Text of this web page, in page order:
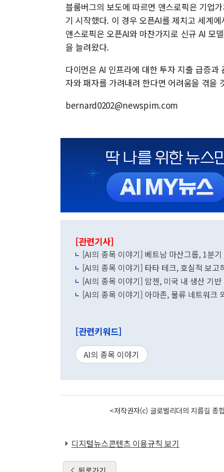
블룸버그의 보도에 따르면 앤스로픽은 기업
기 시작했다. 이 경우 오픈AI를 제치고 세계
앤스로픽은 오픈AI와 마찬가지로 신규 AI 모
을 늘려왔다.
다이먼은 AI 인프라에 대한 투자 지출 급증
자와 패자를 가려내려 한다면 어려움을 겪을
bernard0202@newspim.com
[관련기사]
[AI의 종목 이야기] 베트남 마산그룹, 1분
[AI의 종목 이야기] 타타 테크, 호실적 보
[AI의 종목 이야기] 암젠, 미국 내 생산 기
[AI의 종목 이야기] 아마존, 물류 네트워크
[관련키워드]
AI의 종목 이야기
<저작권자(c) 글로벌리더의 지름길
디지털뉴스콘텐츠 이용규칙 보기
뒤로가기